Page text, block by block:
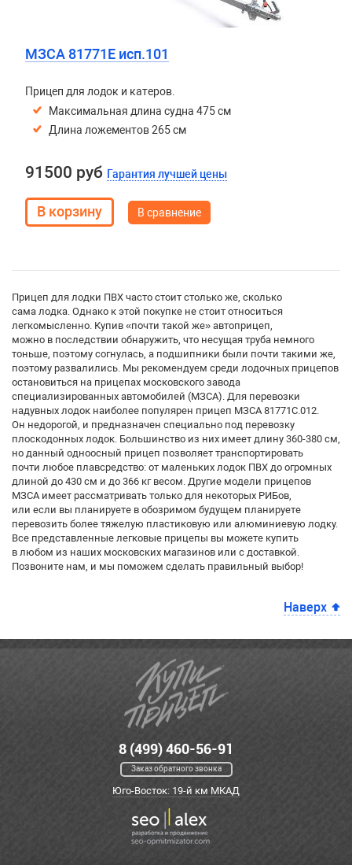
МЗСА 81771E исп.101
Прицеп для лодок и катеров.
Максимальная длина судна 475 см
Длина ложементов 265 см
91500 руб Гарантия лучшей цены
В сравнение
Прицеп для лодки ПВХ часто стоит столько же, сколько
сама лодка. Однако к этой покупке не стоит относиться
легкомысленно. Купив «почти такой же» автоприцеп,
можно в последствии обнаружить, что несущая труба немного
тоньше, поэтому согнулась, а подшипники были почти такими же,
поэтому развалились. Мы рекомендуем среди лодочных прицепов
остановиться на прицепах московского завода
специализированных автомобилей (МЗСА). Для перевозки
надувных лодок наиболее популярен прицеп МЗСА 81771С.012.
Он недорогой, и предназначен специально под перевозку
плоскодонных лодок. Большинство из них имеет длину 360-380 см,
но данный одноосный прицеп позволяет транспортировать
почти любое плавсредство: от маленьких лодок ПВХ до огромных
длиной до 430 см и до 366 кг весом. Другие модели прицепов
МЗСА имеет рассматривать только для некоторых РИБов,
или если вы планируете в обозримом будущем планируете
перевозить более тяжелую пластиковую или алюминиевую лодку.
Все представленные легковые прицепы вы можете купить
в любом из наших московских магазинов или с доставкой.
Позвоните нам, и мы поможем сделать правильный выбор!
Наверх
8 (499) 460-56-91
Заказ обратного звонка
Юго-Восток: 19-й км МКАД